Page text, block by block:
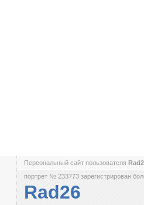
Персональный сайт пользователя
портрет № 233773 зарегистрирован
Rad26